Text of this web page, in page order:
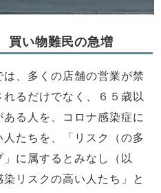
買い物難民の急増
、多くの店舗の営業が禁
るだけでなく、６５歳以
ある人を、コロナ感染症に
たちを、「リスク（の多
に属するとみなし（以
リスクの高い人たち」と